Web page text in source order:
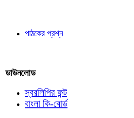
পাঠকের প্রশ্ন
ডাউনলোড
স্বরলিপির ফন্ট
বাংলা কি-বোর্ড